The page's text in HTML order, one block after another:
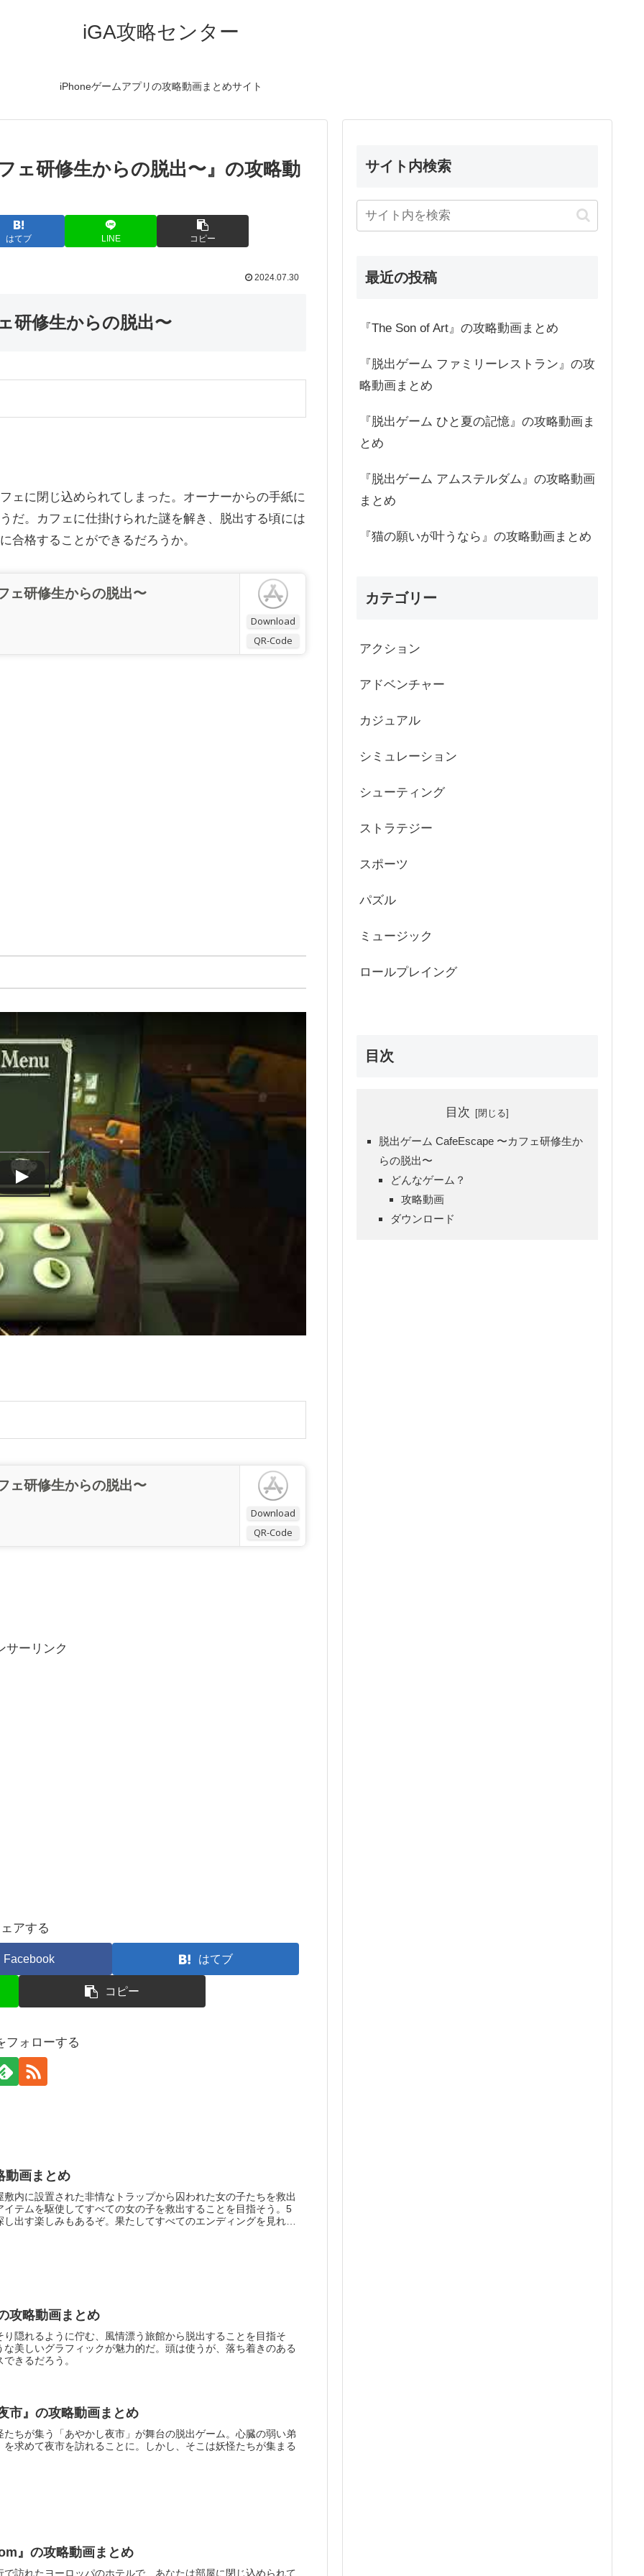
iGA攻略センター
iPhoneゲームアプリの攻略動画まとめサイト
ェ研修生からの脱出〜』の攻略動
はてブ LINE コピー
2024.07.30
研修生からの脱出〜
ェに閉じ込められてしまった。オーナーからの手紙に
だ。カフェに仕掛けられた謎を解き、脱出する頃には
合格することができるだろうか。
Download
QR-Code
ェ研修生からの脱出〜
Download
QR-Code
ェ研修生からの脱出〜
サーリンク
アする
Facebook はてブ
コピー
フォローする
動画まとめ
内に設置された非情なトラップから囚われた女の子たちを救出
テムを駆使してすべての女の子を救出することを目指そう。5
出す楽しみもあるぞ。果たしてすべてのエンディングを見れる
攻略動画まとめ
隠れるように佇む、風情漂う旅館から脱出することを目指そ
美しいグラフィックが魅力的だ。頭は使うが、落ち着きのある
きるだろう。
市』の攻略動画まとめ
ちが集う「あやかし夜市」が舞台の脱出ゲーム。心臓の弱い弟
求めて夜市を訪れることに。しかし、そこは妖怪たちが集まる
』の攻略動画まとめ
訪れたヨーロッパのホテルで、あなたは部屋に閉じ込められて
サイト内検索
最近の投稿
『The Son of Art』の攻略動画まとめ
『脱出ゲーム ファミリーレストラン』の攻
略動画まとめ
『脱出ゲーム ひと夏の記憶』の攻略動画ま
とめ
『脱出ゲーム アムステルダム』の攻略動画
まとめ
『猫の願いが叶うなら』の攻略動画まとめ
カテゴリー
アクション
アドベンチャー
カジュアル
シミュレーション
シューティング
ストラテジー
スポーツ
パズル
ミュージック
ロールプレイング
目次
目次
脱出ゲーム CafeEscape 〜カフェ研修生か
らの脱出〜
どんなゲーム？
攻略動画
ダウンロード